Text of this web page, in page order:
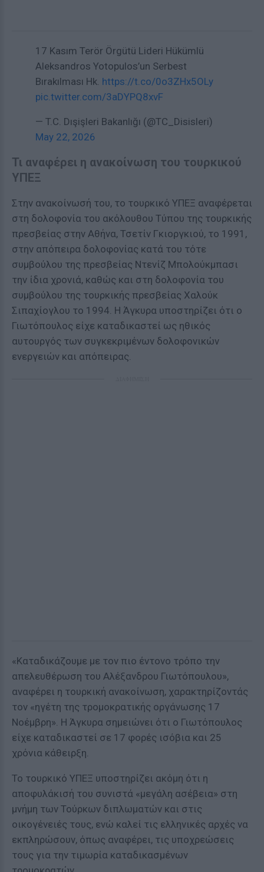
17 Kasım Terör Örgütü Lideri Hükümlü
Aleksandros Yotopulos’un Serbest
Bırakılması Hk. https://t.co/0o3ZHx5OLy
pic.twitter.com/3aDYPQ8xvF
— T.C. Dışişleri Bakanlığı (@TC_Disisleri)
May 22, 2026
Τι αναφέρει η ανακοίνωση του τουρκικού
ΥΠΕΞ
Στην ανακοίνωσή του, το τουρκικό ΥΠΕΞ αναφέρεται
στη δολοφονία του ακόλουθου Τύπου της τουρκικής
πρεσβείας στην Αθήνα, Τσετίν Γκιοργκιού, το 1991,
στην απόπειρα δολοφονίας κατά του τότε
συμβούλου της πρεσβείας Ντενίζ Μπολούκμπασι
την ίδια χρονιά, καθώς και στη δολοφονία του
συμβούλου της τουρκικής πρεσβείας Χαλούκ
Σιπαχίογλου το 1994. Η Άγκυρα υποστηρίζει ότι ο
Γιωτόπουλος είχε καταδικαστεί ως ηθικός
αυτουργός των συγκεκριμένων δολοφονικών
ενεργειών και απόπειρας.
«Καταδικάζουμε με τον πιο έντονο τρόπο την
απελευθέρωση του Αλέξανδρου Γιωτόπουλου»,
αναφέρει η τουρκική ανακοίνωση, χαρακτηρίζοντάς
τον «ηγέτη της τρομοκρατικής οργάνωσης 17
Νοέμβρη». Η Άγκυρα σημειώνει ότι ο Γιωτόπουλος
είχε καταδικαστεί σε 17 φορές ισόβια και 25
χρόνια κάθειρξη.
Το τουρκικό ΥΠΕΞ υποστηρίζει ακόμη ότι η
αποφυλάκισή του συνιστά «μεγάλη ασέβεια» στη
μνήμη των Τούρκων διπλωματών και στις
οικογένειές τους, ενώ καλεί τις ελληνικές αρχές να
εκπληρώσουν, όπως αναφέρει, τις υποχρεώσεις
τους για την τιμωρία καταδικασμένων